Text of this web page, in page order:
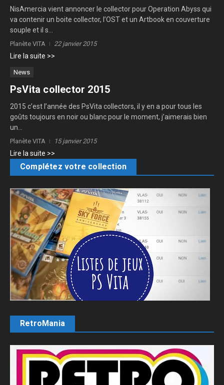
NisAmercia vient annoncer le collector pour Operation Abyss qui
va contenir un boite collector, l’OST et un Artbook en couverture
souple et il s...
Planète VITA 22 janvier 2015
Lire la suite >>
News
PsVita collector 2015
2015 c’est l’année des PsVita collectors, il y en a pour tous les
goûts toujours en noir ou blanc pour le moment, j’aimerais bien
un...
Planète VITA 15 janvier 2015
Lire la suite >>
Complétez votre collection
RetroMania